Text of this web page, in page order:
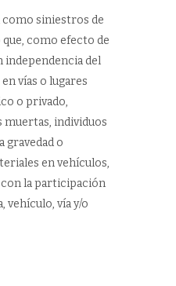
como siniestros de
como efecto de
independencia del
vías o lugares
o privado,
muertas, individuos
gravedad o
en vehículos,
la participación
vehículo, vía y/o